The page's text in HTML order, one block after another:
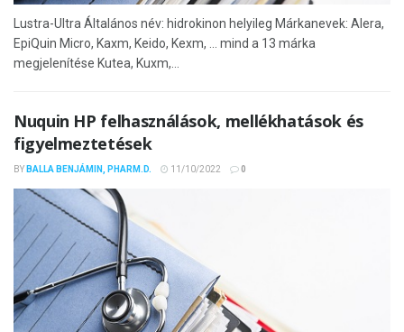
Lustra-Ultra Általános név: hidrokinon helyileg Márkanevek: Alera,
EpiQuin Micro, Kaxm, Keido, Kexm, ... mind a 13 márka
megjelenítése Kutea, Kuxm,...
Nuquin HP felhasználások, mellékhatások és
figyelmeztetések
BY BALLA BENJÁMIN, PHARM.D. 11/10/2022 0